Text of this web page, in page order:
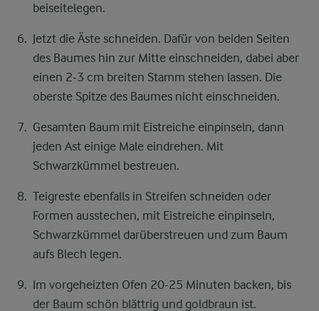
beiseitelegen.
Jetzt die Äste schneiden. Dafür von beiden Seiten
des Baumes hin zur Mitte einschneiden, dabei aber
einen 2-3 cm breiten Stamm stehen lassen. Die
oberste Spitze des Baumes nicht einschneiden.
Gesamten Baum mit Eistreiche einpinseln, dann
jeden Ast einige Male eindrehen. Mit
Schwarzkümmel bestreuen.
Teigreste ebenfalls in Streifen schneiden oder
Formen ausstechen, mit Eistreiche einpinseln,
Schwarzkümmel darüberstreuen und zum Baum
aufs Blech legen.
Im vorgeheizten Ofen 20-25 Minuten backen, bis
der Baum schön blättrig und goldbraun ist.